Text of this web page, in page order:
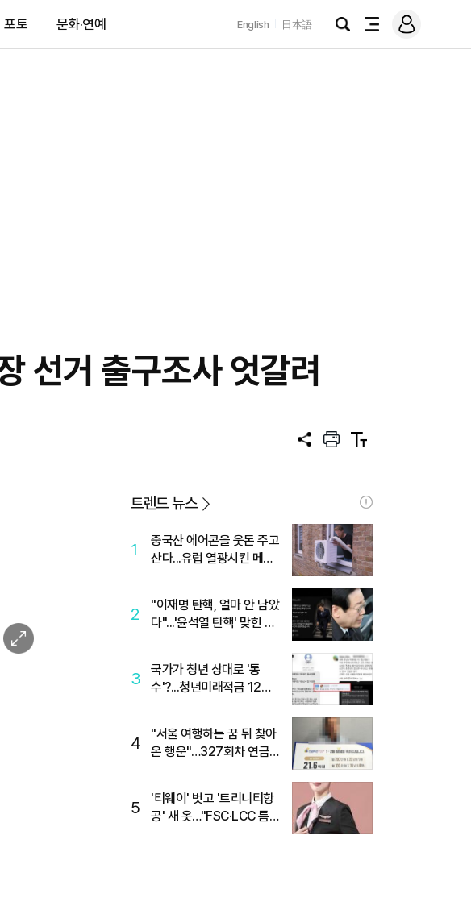
포토 문화·연예 English 日本語
검
전
메
그
선거 출구조사 엇갈려
공
프
트
텍
트
이
미
트렌드 뉴스
1
중국산 에어콘을 웃돈 주고
산다...유럽 열광시킨 메이
2
"이재명 탄핵, 얼마 안 남았
다"...'윤석열 탄핵' 맞힌 무
3
국가가 청년 상대로 '통
수'?...청년미래적금 12%
4
"서울 여행하는 꿈 뒤 찾아
온 행운"…327회차 연금
5
'티웨이' 벗고 '트리니티항
공' 새 옷…"FSC·LCC 틈